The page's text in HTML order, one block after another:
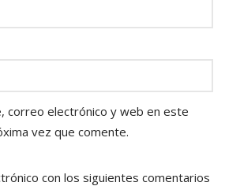
correo electrónico y web en este
vez que comente.
con los siguientes comentarios